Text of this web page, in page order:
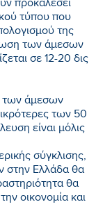
προκαλέσει
τύπου που
της
των άμεσων
σε 12-20 δις
των άμεσων
των 50
είναι μόλις
σύγκλισης,
στην Ελλάδα θα
θα
οικονομία και